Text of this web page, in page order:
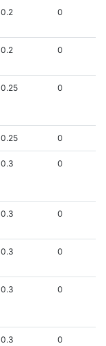
0.2 0
0.2 0
0.25 0
0.25 0
0.3 0
0.3 0
0.3 0
0.3 0
0.3 0